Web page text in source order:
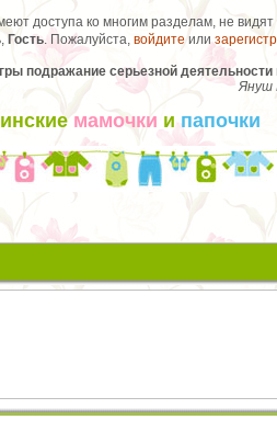
доступа ко многим разделам, не
Гость. Пожалуйста, войдите или
подражание серьезной
Януш
мамочки ипапочки